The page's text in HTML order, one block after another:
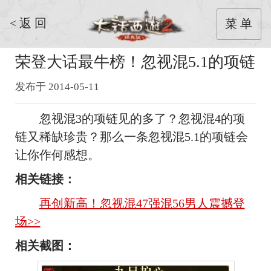
< 返 回 菜 单
荣登大话最牛榜！忽视混5.1的项链
发布于 2014-05-11
忽视混3的项链见的多了？忽视混4的项
链又稀缺珍贵？那么一条忽视混5.1的项链会
让你作何感想。
相关链接：
再创新高！忽视混47强混56男人震撼登
场>>
相关截图：